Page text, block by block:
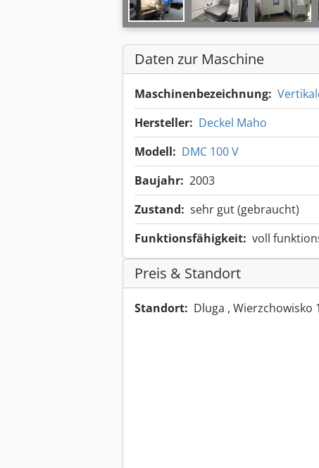
Daten zur Maschine
Maschinenbezeichnung:
Hersteller: Deckel Maho
Modell: DMC 100 V
Baujahr: 2003
Zustand: sehr gut (gebraucht)
Funktionsfähigkeit: voll
Preis & Standort
Standort: Dluga , Wierzchowisko